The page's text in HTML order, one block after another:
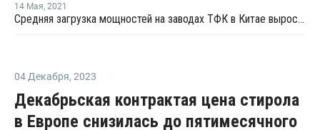
14 Мая, 2021
Средняя загрузка мощностей на заводах ТФК в Китае выросла в начале мая на 3%
04 Декабря, 2023
Декабрьская контрактая цена стирола
в Европе снизилась до пятимесячного